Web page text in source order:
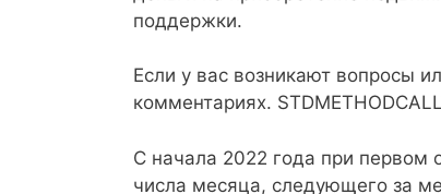
поддержки.
Если у вас возникают вопросы
комментариях.
С начала 2022 года при первом
числа месяца, следующего за